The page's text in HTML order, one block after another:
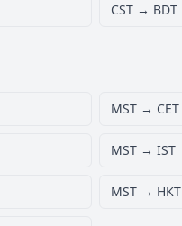
CST → BDT
MST → CET
MST → IST
MST → HKT